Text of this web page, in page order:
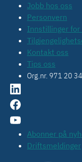
Jobb hos oss
Personvern
Innstillinger
Kontakt oss
Tips oss
Org.nr. 971 20
Abonner på
Driftsmeldinger